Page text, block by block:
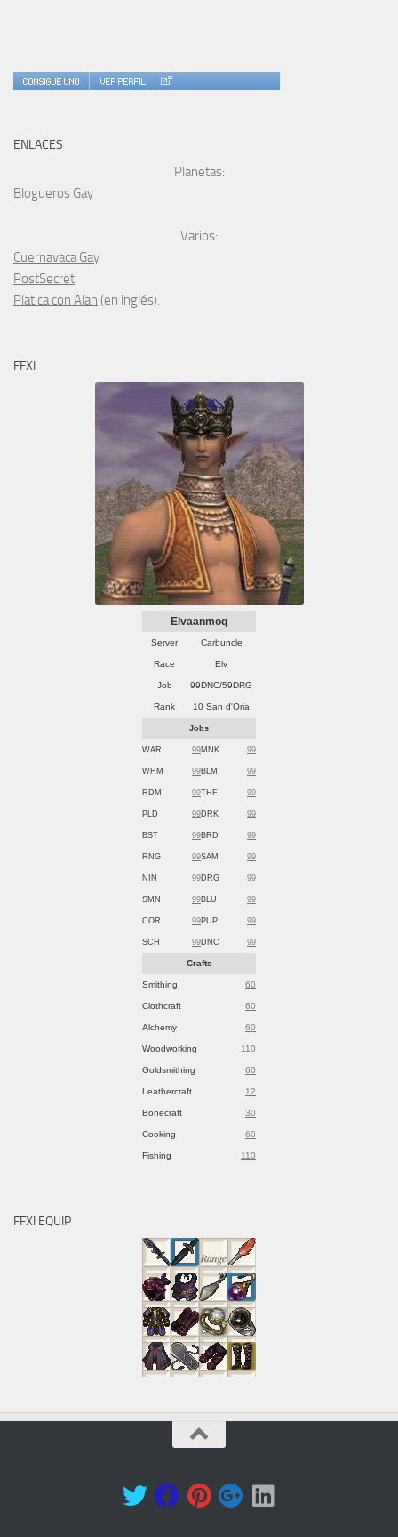
ENLACES
Planetas:
Blogueros Gay
Varios:
Cuernavaca Gay
PostSecret
Platica con Alan (en inglés).
FFXI
Elvaanmoq
Server Carbuncle
Race Elv
Job 99DNC/59DRG
Rank 10 San d'Oria
Jobs
WAR 99MNK 99
WHM 99BLM 99
RDM 99THF 99
PLD 99DRK 99
BST 99BRD 99
RNG 99SAM 99
NIN 99DRG 99
SMN 99BLU 99
COR 99PUP 99
SCH 99DNC 99
Crafts
Smithing 60
Clothcraft 60
Alchemy 60
Woodworking 110
Goldsmithing 60
Leathercraft 12
Bonecraft 30
Cooking 60
Fishing 110
FFXI EQUIP